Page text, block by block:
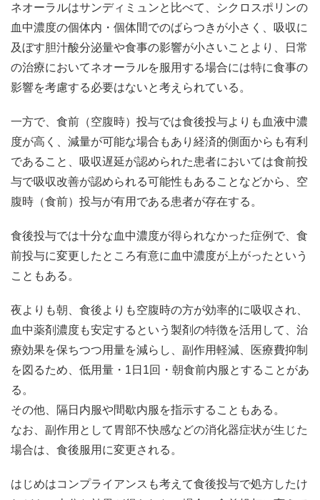
ネオーラルはサンディミュンと比べて、シクロスポリンの
血中濃度の個体内・個体間でのばらつきが小さく、吸収に
及ぼす胆汁酸分泌量や食事の影響が小さいことより、日常
の治療においてネオーラルを服用する場合には特に食事の
影響を考慮する必要はないと考えられている。
一方で、食前（空腹時）投与では食後投与よりも血液中濃
度が高く、減量が可能な場合もあり経済的側面からも有利
であること、吸収遅延が認められた患者においては食前投
与で吸収改善が認められる可能性もあることなどから、空
腹時（食前）投与が有用である患者が存在する。
食後投与では十分な血中濃度が得られなかった症例で、食
前投与に変更したところ有意に血中濃度が上がったという
こともある。
夜よりも朝、食後よりも空腹時の方が効率的に吸収され、
血中薬剤濃度も安定するという製剤の特徴を活用して、治
療効果を保ちつつ用量を減らし、副作用軽減、医療費抑制
を図るため、低用量・1日1回・朝食前内服とすることがあ
る。
その他、隔日内服や間歇内服を指示することもある。
なお、副作用として胃部不快感などの消化器症状が生じた
場合は、食後服用に変更される。
はじめはコンプライアンスも考えて食後投与で処方したけ